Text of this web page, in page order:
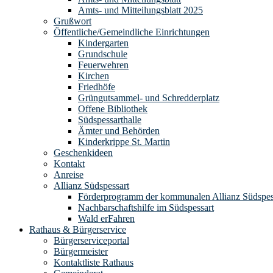
Amts- und Mitteilungsblatt 2025
Grußwort
Öffentliche/Gemeindliche Einrichtungen
Kindergarten
Grundschule
Feuerwehren
Kirchen
Friedhöfe
Grüngutsammel- und Schredderplatz
Offene Bibliothek
Südspessarthalle
Ämter und Behörden
Kinderkrippe St. Martin
Geschenkideen
Kontakt
Anreise
Allianz Südspessart
Förderprogramm der kommunalen Allianz
Nachbarschaftshilfe im Südspessart
Wald erFahren
Rathaus & Bürgerservice
Bürgerserviceportal
Bürgermeister
Kontaktliste Rathaus